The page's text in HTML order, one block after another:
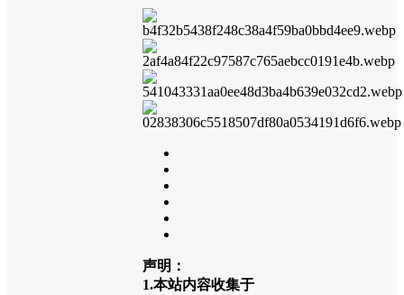
声明：
1.本站内容收集于